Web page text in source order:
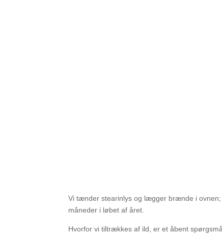
Vi tænder stearinlys og lægger brænde i
måneder i løbet af året.
Hvorfor vi tiltrækkes af ild, er et åbent